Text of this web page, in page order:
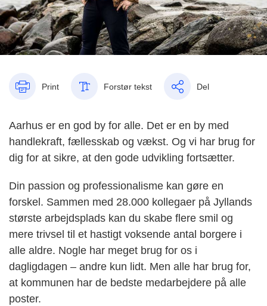
Print Forstør tekst Del
Aarhus er en god by for alle. Det er en by med
handlekraft, fællesskab og vækst. Og vi har brug for
dig for at sikre, at den gode udvikling fortsætter.
Din passion og professionalisme kan gøre en
forskel. Sammen med 28.000 kollegaer på Jyllands
største arbejdsplads kan du skabe flere smil og
mere trivsel til et hastigt voksende antal borgere i
alle aldre. Nogle har meget brug for os i
dagligdagen – andre kun lidt. Men alle har brug for,
at kommunen har de bedste medarbejdere på alle
poster.